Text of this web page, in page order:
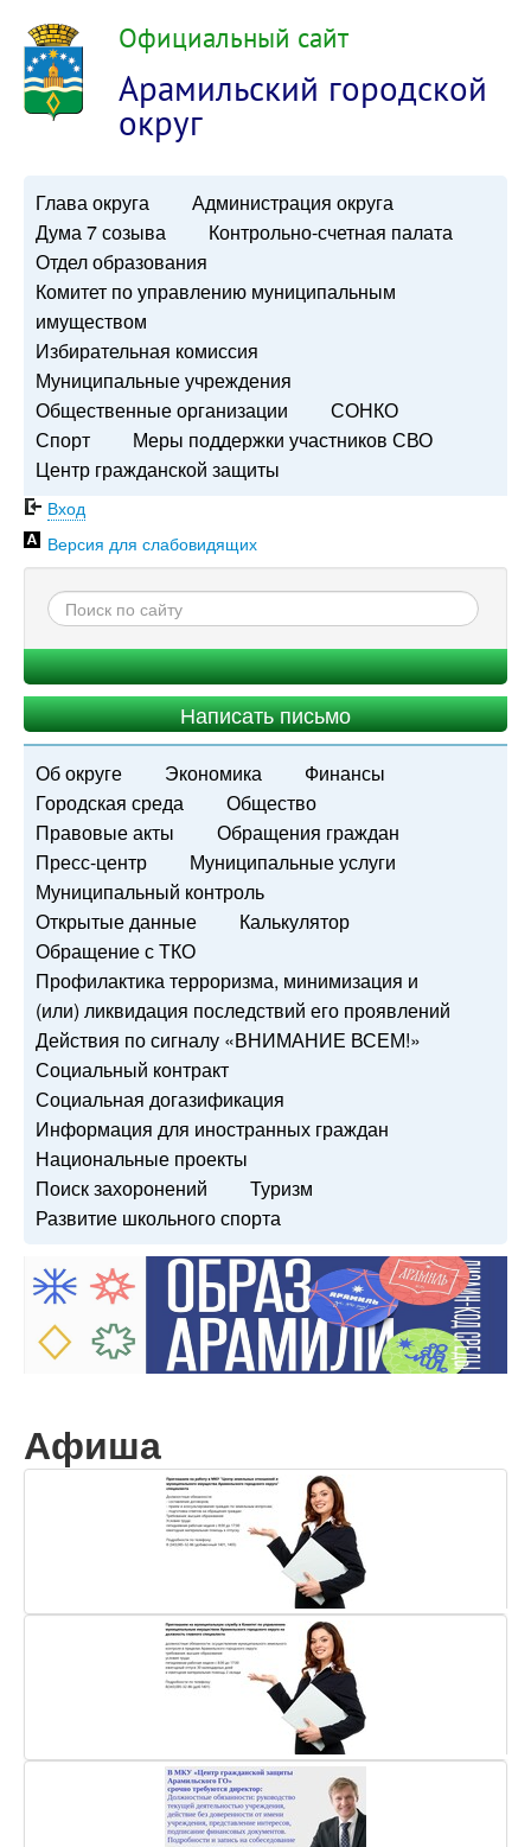
Официальный сайт
Арамильский городской
округ
Глава округа
Администрация округа
Дума 7 созыва
Контрольно-счетная палата
Отдел образования
Комитет по управлению муниципальным
имуществом
Избирательная комиссия
Муниципальные учреждения
Общественные организации
СОНКО
Спорт
Меры поддержки участников СВО
Центр гражданской защиты
Вход
Версия для слабовидящих
Написать письмо
Об округе Экономика
Финансы
Городская среда
Общество
Правовые акты
Обращения граждан
Пресс-центр
Муниципальные услуги
Муниципальный контроль
Открытые данные
Калькулятор
Обращение с ТКО
Профилактика терроризма, минимизация и
(или) ликвидация последствий его проявлений
Действия по сигналу «ВНИМАНИЕ ВСЕМ!»
Социальный контракт
Социальная догазификация
Информация для иностранных граждан
Национальные проекты
Поиск захоронений
Туризм
Развитие школьного спорта
Афиша